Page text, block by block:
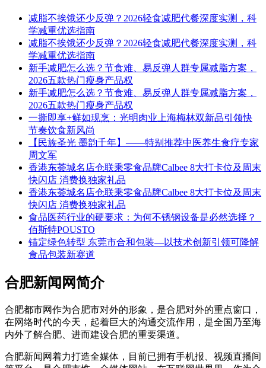
减脂不挨饿还少反弹？2026轻食减肥代餐深度实测，科
学减重优选指南
减脂不挨饿还少反弹？2026轻食减肥代餐深度实测，科
学减重优选指南
新手减肥怎么选？节食难、易反弹人群专属减脂方案，
2026五款热门瘦身产品权
新手减肥怎么选？节食难、易反弹人群专属减脂方案，
2026五款热门瘦身产品权
一撕即享+鲜如现烹：光明肉业上海梅林双新品引领快
节奏饮食新风尚
【民族圣光 墨韵千年】——特别推荐中医养生食疗专家
周文军
香港东荟城名店仓联乘零食品牌Calbee 8大打卡位及周末
快闪店 消费换独家礼品
香港东荟城名店仓联乘零食品牌Calbee 8大打卡位及周末
快闪店 消费换独家礼品
食品医药行业的硬要求：为何不锈钢设备是必然选择？_
佰斯特POUSTO
锚定绿色转型 东莞市合和包装—以技术创新引领可降解
食品包装新赛道
合肥新闻网简介
合肥都市网作为合肥市对外的形象，是合肥对外的重点窗口，
在网络时代的今天，起着巨大的沟通交流作用，是全国乃至海
内外了解合肥、进而建设合肥的重要渠道。
合肥新闻网着力打造全媒体，目前已拥有手机报、视频直播间